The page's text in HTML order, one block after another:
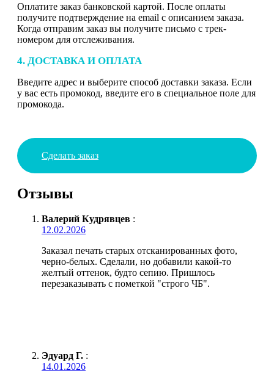
Оплатите заказ банковской картой. После оплаты
получите подтверждение на email с описанием заказа.
Когда отправим заказ вы получите письмо с трек-
номером для отслеживания.
4. ДОСТАВКА И ОПЛАТА
Введите адрес и выберите способ доставки заказа. Если
у вас есть промокод, введите его в специальное поле для
промокода.
Сделать заказ
Отзывы
Валерий Кудрявцев :
12.02.2026
Заказал печать старых отсканированных фото,
черно-белых. Сделали, но добавили какой-то
желтый оттенок, будто сепию. Пришлось
перезаказывать с пометкой "строго ЧБ".
Эдуард Г. :
14.01.2026